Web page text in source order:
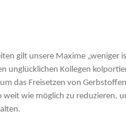
gilt unsere Maxime
unglücklichen Kollegen
das Freisetzen von
weit wie möglich zu reduzieren,